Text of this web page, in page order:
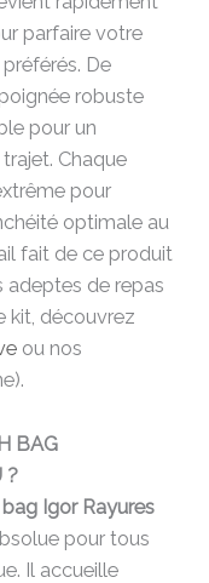
parfaire votre
De
robuste
pour un
Chaque
pour
optimale au
fait de ce produit
adeptes de repas
kit, découvrez
ou nos
BAG
?
Igor Rayures
pour tous
Il accueille